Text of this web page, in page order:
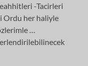
-Tacirleri
Ordu her haliyle
…